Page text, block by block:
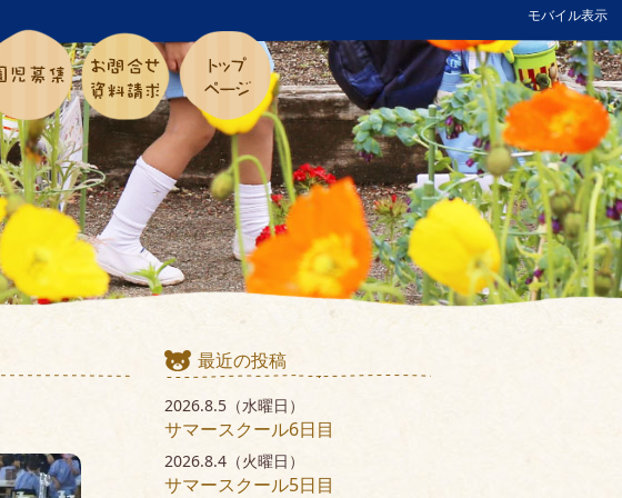
モバイル表示
最近の投稿
2026.8.5（水曜日）
サマースクール6日目
2026.8.4（火曜日）
サマースクール5日目